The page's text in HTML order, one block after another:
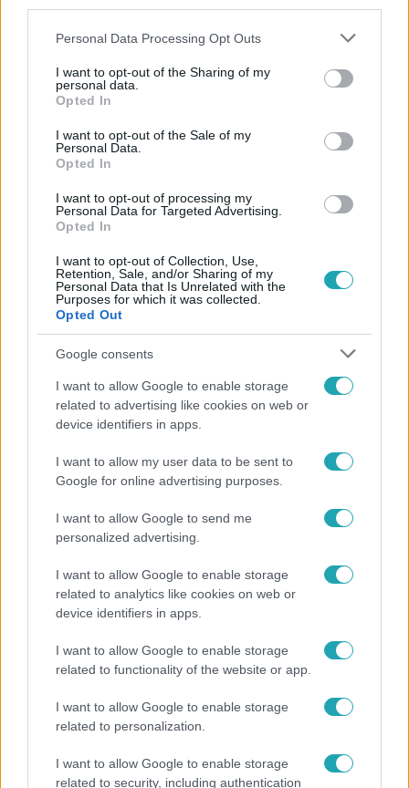
Please note that this website/app uses one or more Google
not limited to your visit or usage behaviour. You may click to
grant or deny consent to Google and its third-party tags to
use your data for below specified purposes in below Google
consent section.
Personal Data Processing Opt Outs
I want to opt-out of the Sharing of my
personal data.
Opted In
I want to opt-out of the Sale of my
Personal Data.
Opted In
I want to opt-out of processing my
Personal Data for Targeted Advertising.
Opted In
I want to opt-out of Collection, Use,
Retention, Sale, and/or Sharing of my
Personal Data that Is Unrelated with the
Purposes for which it was collected.
Opted Out
Google consents
I want to allow Google to enable storage
related to advertising like cookies on web or
device identifiers in apps.
I want to allow my user data to be sent to
Google for online advertising purposes.
I want to allow Google to send me
personalized advertising.
I want to allow Google to enable storage
related to analytics like cookies on web or
device identifiers in apps.
I want to allow Google to enable storage
related to functionality of the website or app.
I want to allow Google to enable storage
related to personalization.
I want to allow Google to enable storage
related to security, including authentication
Népszerű
Horoszkóp
Ennek a 3 csillagjegynek váratlan sikereket hozhat
A világ legidősebb asszonya dohányzott és bort